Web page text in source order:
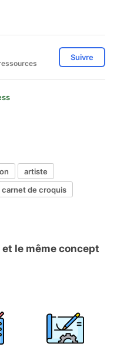
Suivre
artiste
carnet de croquis
le même concept